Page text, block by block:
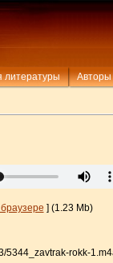
литературы Авторы
] (1.23 Mb)
5344_zavtrak-rokk-